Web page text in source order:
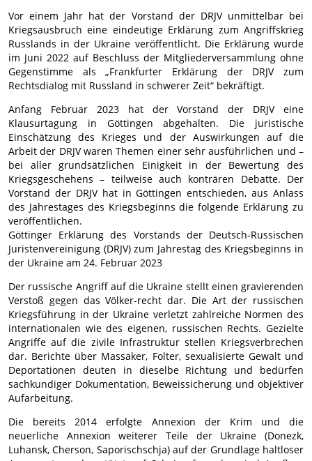
Vor einem Jahr hat der Vorstand der DRJV unmittelbar bei
Kriegsausbruch eine eindeutige Erklärung zum Angriffskrieg
Russlands in der Ukraine veröffentlicht. Die Erklärung wurde
im Juni 2022 auf Beschluss der Mitgliederversammlung ohne
Gegenstimme als „Frankfurter Erklärung der DRJV zum
Rechtsdialog mit Russland in schwerer Zeit“ bekräftigt.
Anfang Februar 2023 hat der Vorstand der DRJV eine
Klausurtagung in Göttingen abgehalten. Die juristische
Einschätzung des Krieges und der Auswirkungen auf die
Arbeit der DRJV waren Themen einer sehr ausführlichen und –
bei aller grundsätzlichen Einigkeit in der Bewertung des
Kriegsgeschehens – teilweise auch konträren Debatte. Der
Vorstand der DRJV hat in Göttingen entschieden, aus Anlass
des Jahrestages des Kriegsbeginns die folgende Erklärung zu
veröffentlichen.
Göttinger Erklärung des Vorstands der Deutsch-Russischen
Juristenvereinigung (DRJV) zum Jahrestag des Kriegsbeginns in
der Ukraine am 24. Februar 2023
Der russische Angriff auf die Ukraine stellt einen gravierenden
Verstoß gegen das Völker-recht dar. Die Art der russischen
Kriegsführung in der Ukraine verletzt zahlreiche Normen des
internationalen wie des eigenen, russischen Rechts. Gezielte
Angriffe auf die zivile Infrastruktur stellen Kriegsverbrechen
dar. Berichte über Massaker, Folter, sexualisierte Gewalt und
Deportationen deuten in dieselbe Richtung und bedürfen
sachkundiger Dokumentation, Beweissicherung und objektiver
Aufarbeitung.
Die bereits 2014 erfolgte Annexion der Krim und die
neuerliche Annexion weiterer Teile der Ukraine (Donezk,
Luhansk, Cherson, Saporischschja) auf der Grundlage haltloser